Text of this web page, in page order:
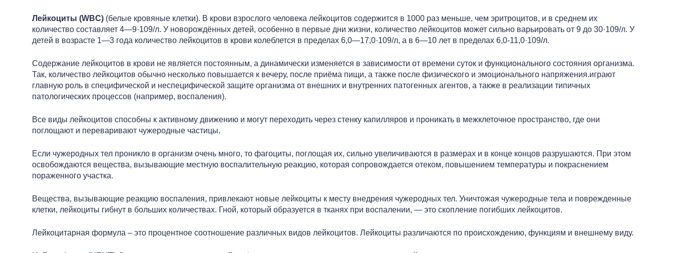
Лейкоциты (WBC) (белые кровяные клетки). В крови взрослого человека лейкоцитов содержится в 1000 раз меньше, чем эритроцитов, и в среднем их
количество составляет 4—9·109/л. У новорождённых детей, особенно в первые дни жизни, количество лейкоцитов может сильно варьировать от 9 до 30·109/л. У
детей в возрасте 1—3 года количество лейкоцитов в крови колеблется в пределах 6,0—17,0·109/л, а в 6—10 лет в пределах 6,0-11,0·109/л.
Содержание лейкоцитов в крови не является постоянным, а динамически изменяется в зависимости от времени суток и функционального состояния организма.
Так, количество лейкоцитов обычно несколько повышается к вечеру, после приёма пищи, а также после физического и эмоционального напряжения.играют
главную роль в специфической и неспецифической защите организма от внешних и внутренних патогенных агентов, а также в реализации типичных
патологических процессов (например, воспаления).
Все виды лейкоцитов способны к активному движению и могут переходить через стенку капилляров и проникать в межклеточное пространство, где они
поглощают и переваривают чужеродные частицы.
Если чужеродных тел проникло в организм очень много, то фагоциты, поглощая их, сильно увеличиваются в размерах и в конце концов разрушаются. При этом
освобождаются вещества, вызывающие местную воспалительную реакцию, которая сопровождается отеком, повышением температуры и покраснением
пораженного участка.
Вещества, вызывающие реакцию воспаления, привлекают новые лейкоциты к месту внедрения чужеродных тел. Уничтожая чужеродные тела и поврежденные
клетки, лейкоциты гибнут в больших количествах. Гной, который образуется в тканях при воспалении, — это скопление погибших лейкоцитов.
Лейкоцитарная формула – это процентное соотношение различных видов лейкоцитов. Лейкоциты различаются по происхождению, функциям и внешнему виду.